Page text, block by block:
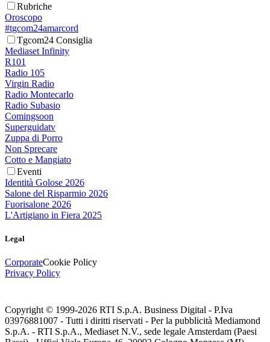
Rubriche
Oroscopo
#tgcom24amarcord
Tgcom24 Consiglia
Mediaset Infinity
R101
Radio 105
Virgin Radio
Radio Montecarlo
Radio Subasio
Comingsoon
Superguidatv
Zuppa di Porro
Non Sprecare
Cotto e Mangiato
Eventi
Identità Golose 2026
Salone del Risparmio 2026
Fuorisalone 2026
L'Artigiano in Fiera 2025
Legal
CorporateCookie Policy
Privacy Policy
Copyright © 1999-2026 RTI S.p.A. Business Digital - P.Iva
03976881007 - Tutti i diritti riservati - Per la pubblicità Mediamond
S.p.A. - RTI S.p.A., Mediaset N.V., sede legale Amsterdam (Paesi